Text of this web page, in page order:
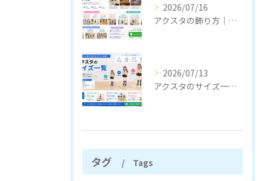
2026/07/16
アクスタの飾り方｜おしゃれに見せるコツと収納のポイント
2026/07/13
アクスタのサイズ一覧｜定番サイズと選び方をわかりやすく解説
タグ Tags